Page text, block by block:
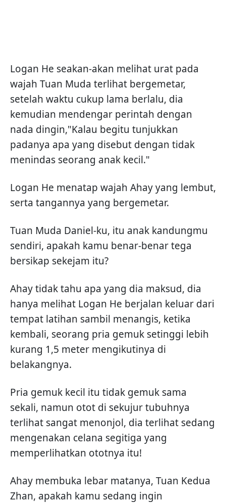
Logan He seakan-akan melihat urat pada
wajah Tuan Muda terlihat bergemetar,
setelah waktu cukup lama berlalu, dia
kemudian mendengar perintah dengan
nada dingin,"Kalau begitu tunjukkan
padanya apa yang disebut dengan tidak
menindas seorang anak kecil."
Logan He menatap wajah Ahay yang lembut,
serta tangannya yang bergemetar.
Tuan Muda Daniel-ku, itu anak kandungmu
sendiri, apakah kamu benar-benar tega
bersikap sekejam itu?
Ahay tidak tahu apa yang dia maksud, dia
hanya melihat Logan He berjalan keluar dari
tempat latihan sambil menangis, ketika
kembali, seorang pria gemuk setinggi lebih
kurang 1,5 meter mengikutinya di
belakangnya.
Pria gemuk kecil itu tidak gemuk sama
sekali, namun otot di sekujur tubuhnya
terlihat sangat menonjol, dia terlihat sedang
mengenakan celana segitiga yang
memperlihatkan ototnya itu!
Ahay membuka lebar matanya, Tuan Kedua
Zhan, apakah kamu sedang ingin